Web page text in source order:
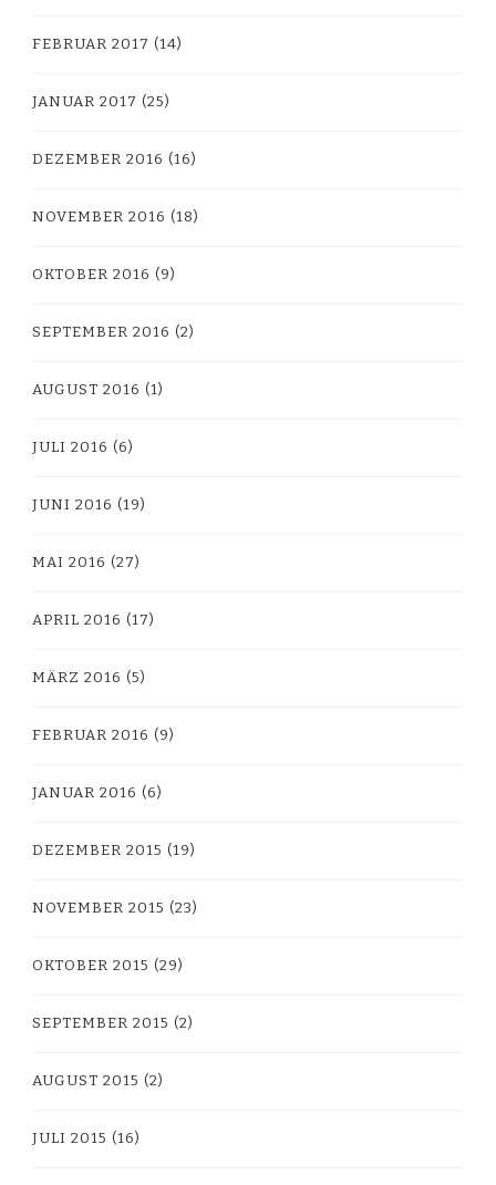
FEBRUAR 2017 (14)
JANUAR 2017 (25)
DEZEMBER 2016 (16)
NOVEMBER 2016 (18)
OKTOBER 2016 (9)
SEPTEMBER 2016 (2)
AUGUST 2016 (1)
JULI 2016 (6)
JUNI 2016 (19)
MAI 2016 (27)
APRIL 2016 (17)
MÄRZ 2016 (5)
FEBRUAR 2016 (9)
JANUAR 2016 (6)
DEZEMBER 2015 (19)
NOVEMBER 2015 (23)
OKTOBER 2015 (29)
SEPTEMBER 2015 (2)
AUGUST 2015 (2)
JULI 2015 (16)